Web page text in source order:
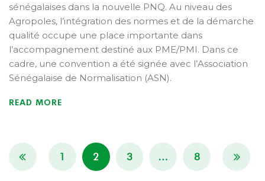
sénégalaises dans la nouvelle PNQ. Au niveau des
Agropoles, l’intégration des normes et de la démarche
qualité occupe une place importante dans
l’accompagnement destiné aux PME/PMI. Dans ce
cadre, une convention a été signée avec l’Association
Sénégalaise de Normalisation (ASN).
READ MORE
1 2 3 … 8